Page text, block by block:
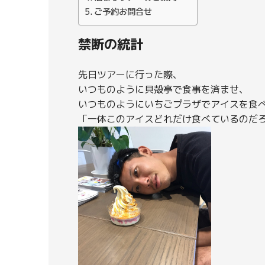
ご予約お問合せ
禁断の統計
先日ツアーに行った際、
いつものように貝殻亭で食事を済ませ、
いつものようにいちごプラザでアイスを食
「一体このアイスどれだけ食べているのだ